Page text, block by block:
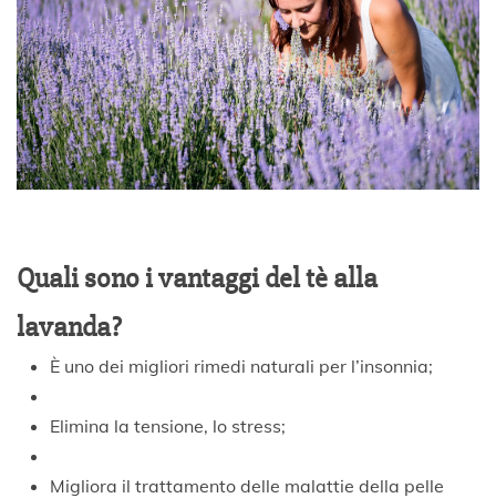
Quali sono i vantaggi del tè alla
lavanda?
È uno dei migliori rimedi naturali per l’insonnia;
Elimina la tensione, lo stress;
Migliora il trattamento delle malattie della pelle